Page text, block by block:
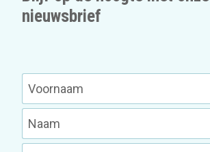
nieuwsbrief